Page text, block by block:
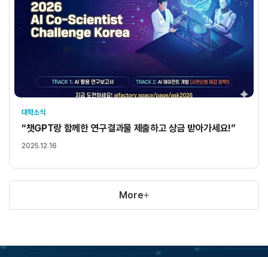
대학소식
“챗GPT랑 함께한 연구결과물 제출하고 상금 받아가세요!”
2025.12.16
More